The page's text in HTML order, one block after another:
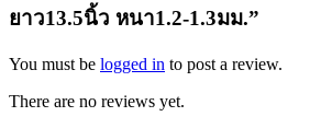
ยาว13.5นิ้ว หนา1.2-1.3มม.”
You must be logged in to post a review.
There are no reviews yet.